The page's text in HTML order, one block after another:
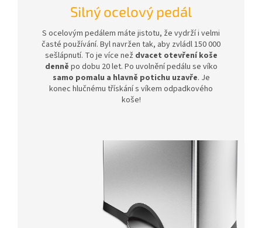
Silný ocelový pedál
S ocelovým pedálem máte jistotu, že vydrží i velmi
časté používání. Byl navržen tak, aby zvládl 150 000
sešlápnutí. To je více než dvacet otevření koše
denně po dobu 20 let. Po uvolnění pedálu se víko
samo pomalu a hlavně potichu uzavře. Je
konec hlučnému třískání s víkem odpadkového
koše!